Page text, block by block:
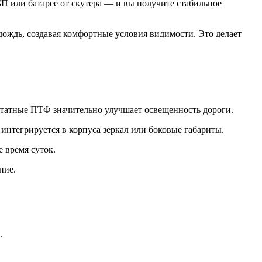
или батарее от скутера — и вы получите стабильное
создавая комфортные условия видимости. Это делает
ПТФ значительно улучшает освещенность дороги.
в корпуса зеркал или боковые габариты.
время суток.